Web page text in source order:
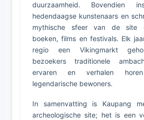
duurzaamheid. Bovendien
hedendaagse kunstenaars en
mythische sfeer van de site
boeken, films en festivals. Elk
regio een Vikingmarkt
bezoekers traditionele
ervaren en verhalen
legendarische bewoners.
In samenvatting is Kaupang
archeologische site; het is een